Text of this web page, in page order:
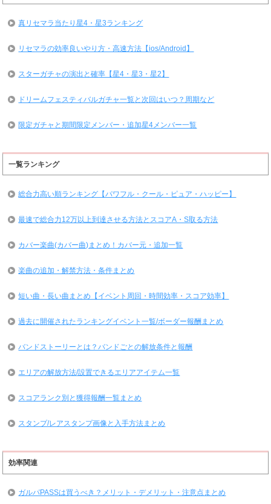
真リセマラ当たり星4・星3ランキング
リセマラの効率良いやり方・高速方法【ios/Android】
スターガチャの演出と確率【星4・星3・星2】
ドリームフェスティバルガチャ一覧と次回はいつ？周期など
限定ガチャと期間限定メンバー・追加星4メンバー一覧
一覧ランキング
総合力高い順ランキング【パワフル・クール・ピュア・ハッピー】
最速で総合力12万以上到達させる方法とスコアA・S取る方法
カバー楽曲(カバー曲)まとめ！カバー元・追加一覧
楽曲の追加・解禁方法・条件まとめ
短い曲・長い曲まとめ【イベント周回・時間効率・スコア効率】
過去に開催されたランキングイベント一覧/ボーダー報酬まとめ
バンドストーリーとは？バンドごとの解放条件と報酬
エリアの解放方法/設置できるエリアアイテム一覧
スコアランク別と獲得報酬一覧まとめ
スタンプ/レアスタンプ画像と入手方法まとめ
効率関連
ガルパPASSは買うべき？メリット・デメリット・注意点まとめ